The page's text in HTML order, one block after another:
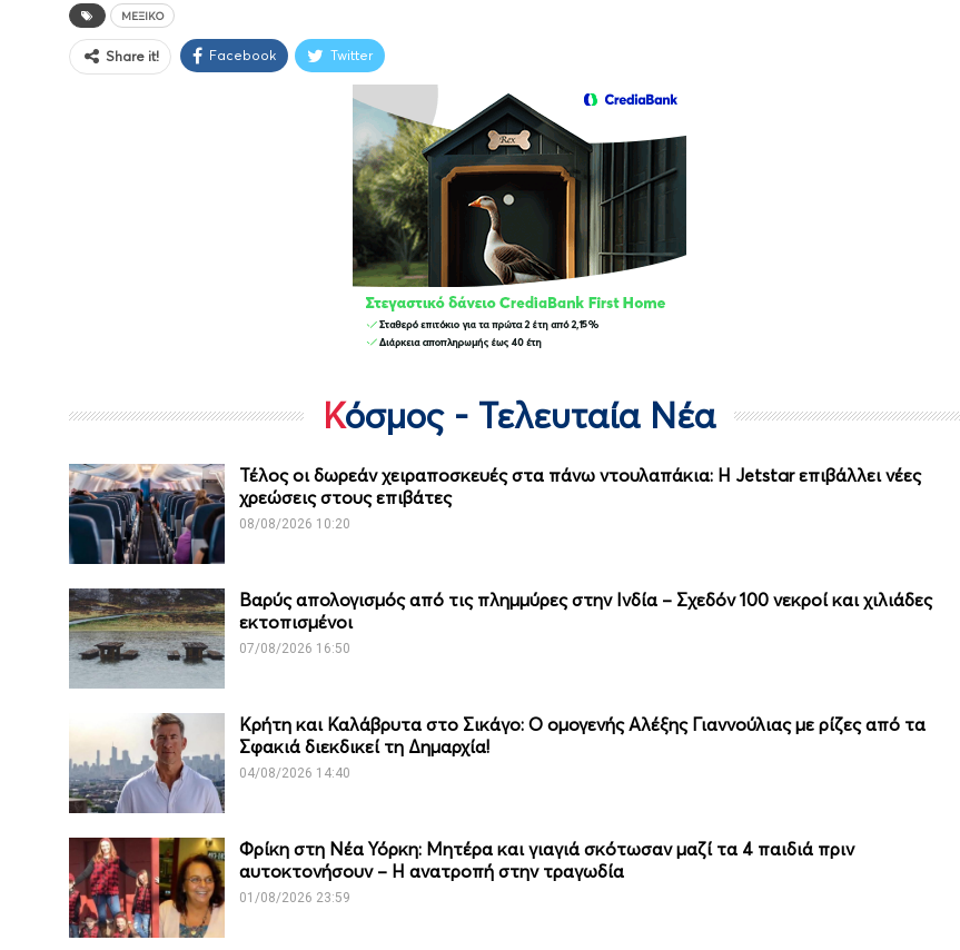
ΜΕΞΙΚΌ
Share it! Facebook Twitter
Κόσμος - Τελευταία Νέα
Τέλος οι δωρεάν χειραποσκευές στα πάνω ντουλαπάκια: Η Jetstar επιβάλλει νέες
χρεώσεις στους επιβάτες
08/08/2026 10:20
Βαρύς απολογισμός από τις πλημμύρες στην Ινδία – Σχεδόν 100 νεκροί και χιλιάδες
εκτοπισμένοι
07/08/2026 16:50
Κρήτη και Καλάβρυτα στο Σικάγο: Ο ομογενής Αλέξης Γιαννούλιας με ρίζες από τα
Σφακιά διεκδικεί τη Δημαρχία!
04/08/2026 14:40
Φρίκη στη Νέα Υόρκη: Μητέρα και γιαγιά σκότωσαν μαζί τα 4 παιδιά πριν
αυτοκτονήσουν – Η ανατροπή στην τραγωδία
01/08/2026 23:59